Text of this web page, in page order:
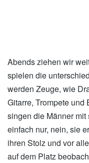
Abends ziehen wir
spielen die
werden Zeuge, wie
Gitarre, Trompete
singen die Männer
einfach nur, nein, sie
ihren Stolz und vor
auf dem Platz